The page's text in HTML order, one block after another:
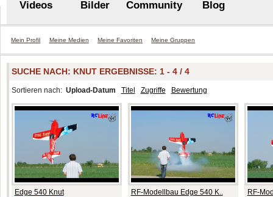
Videos Bilder Community Blog
Mein Profil Meine Medien Meine Favoriten Meine Gruppen
SUCHE NACH: KNUT ERGEBNISSE: 1 - 4 / 4
Sortieren nach: Upload-Datum Titel Zugriffe Bewertung
Edge 540 Knut RF-Modellbau Edge 540 K.. RF-